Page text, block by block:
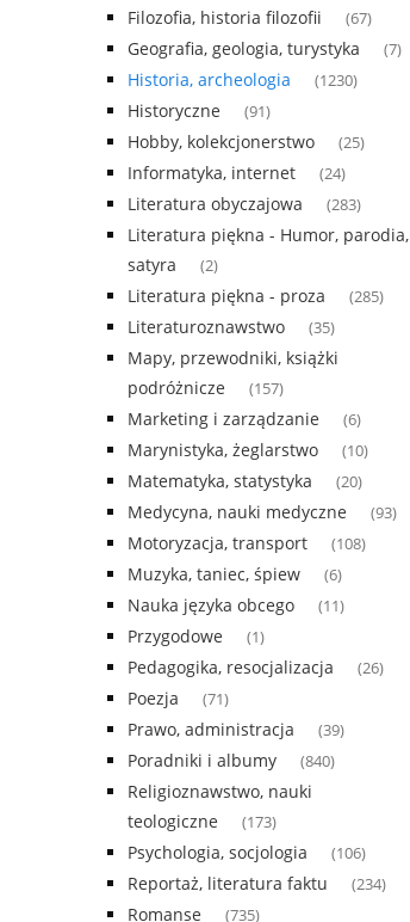
Filozofia, historia filozofii (67)
Geografia, geologia, turystyka (7)
Historia, archeologia (1230)
Historyczne (91)
Hobby, kolekcjonerstwo (25)
Informatyka, internet (24)
Literatura obyczajowa (283)
Literatura piękna - Humor, parodia,
satyra
(2)
Literatura piękna - proza (285)
Literaturoznawstwo (35)
Mapy, przewodniki, książki
podróżnicze
(157)
Marketing i zarządzanie (6)
Marynistyka, żeglarstwo (10)
Matematyka, statystyka (20)
Medycyna, nauki medyczne (93)
Motoryzacja, transport (108)
Muzyka, taniec, śpiew (6)
Nauka języka obcego (11)
Przygodowe (1)
Pedagogika, resocjalizacja (26)
Poezja (71)
Prawo, administracja (39)
Poradniki i albumy (840)
Religioznawstwo, nauki
teologiczne
(173)
Psychologia, socjologia (106)
Reportaż, literatura faktu (234)
Romanse (735)